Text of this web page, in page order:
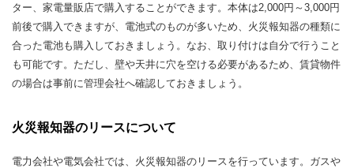
ター、家電量販店で購入することができます。本体は2,000円～3,000円
前後で購入できますが、電池式のものが多いため、火災報知器の種類に
合った電池も購入しておきましょう。なお、取り付けは自分で行うこと
も可能です。ただし、壁や天井に穴を空ける必要があるため、賃貸物件
の場合は事前に管理会社へ確認しておきましょう。
火災報知器のリースについて
電力会社や電気会社では、火災報知器のリースを行っています。ガスや